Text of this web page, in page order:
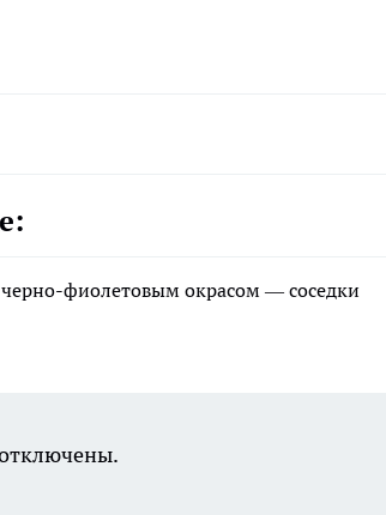
фиолетовым окрасом — соседки